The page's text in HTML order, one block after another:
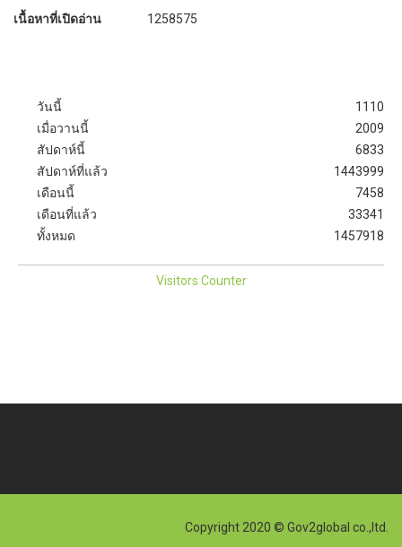
เนื้อหาที่เปิดอ่าน 1258575
วันนี้
เมื่อวานนี้
สัปดาห์นี้
สัปดาห์ที่แล้ว
เดือนนี้
เดือนที่แล้ว
ทั้งหมด
1110
2009
6833
1443999
7458
33341
1457918
Visitors Counter
Copyright 2020 © Gov2global co.,ltd.